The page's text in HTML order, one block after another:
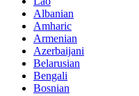
Albanian
Amharic
Armenian
Azerbaijani
Belarusian
Bengali
Bosnian